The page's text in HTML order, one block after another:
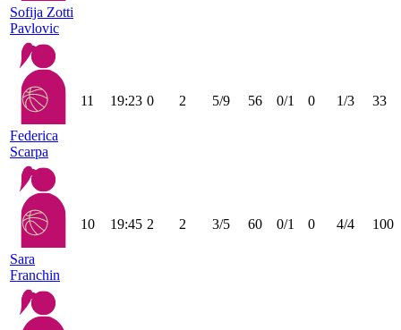
Sofija Zotti
Pavlovic
Federica
Scarpa
11 19:23 0 2 5/9 56 0/1 0 1/3 33
Sara
Franchin
10 19:45 2 2 3/5 60 0/1 0 4/4 100